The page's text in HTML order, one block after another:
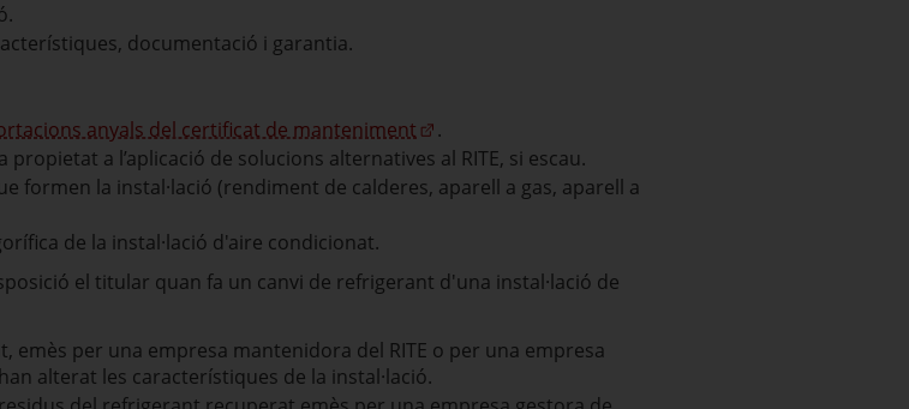
documentació i garantia.
anyals del certificat de manteniment
.
a l’aplicació de solucions alternatives al RITE, si escau.
formen la instal·lació (rendiment de calderes, aparell a gas, aparell a
de la instal·lació d'aire condicionat.
el titular quan fa un canvi de refrigerant d'una instal·lació de
emès per una empresa mantenidora del RITE o per una empresa
alterat les característiques de la instal·lació.